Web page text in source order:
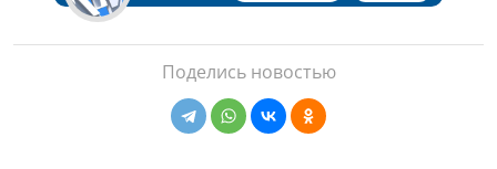
Поделись новостью